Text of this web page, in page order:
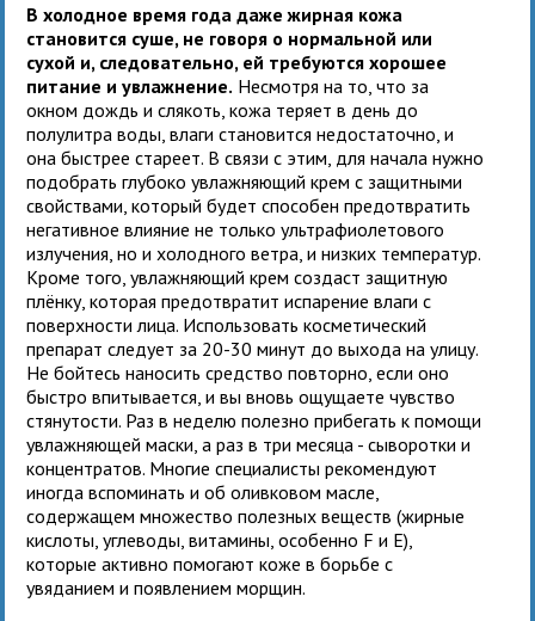
В холодное время года даже жирная кожа
становится суше, не говоря о нормальной или
сухой и, следовательно, ей требуются хорошее
питание и увлажнение. Несмотря на то, что за
окном дождь и слякоть, кожа теряет в день до
полулитра воды, влаги становится недостаточно, и
она быстрее стареет. В связи с этим, для начала нужно
подобрать глубоко увлажняющий крем с защитными
свойствами, который будет способен предотвратить
негативное влияние не только ультрафиолетового
излучения, но и холодного ветра, и низких температур.
Кроме того, увлажняющий крем создаст защитную
плёнку, которая предотвратит испарение влаги с
поверхности лица. Использовать косметический
препарат следует за 20-30 минут до выхода на улицу.
Не бойтесь наносить средство повторно, если оно
быстро впитывается, и вы вновь ощущаете чувство
стянутости. Раз в неделю полезно прибегать к помощи
увлажняющей маски, а раз в три месяца - сыворотки и
концентратов. Многие специалисты рекомендуют
иногда вспоминать и об оливковом масле,
содержащем множество полезных веществ (жирные
кислоты, углеводы, витамины, особенно F и E),
которые активно помогают коже в борьбе с
увяданием и появлением морщин.